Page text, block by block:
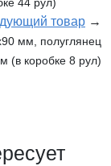
44 рул)
товар →
мм, полуглянец
(в коробке 8 рул)